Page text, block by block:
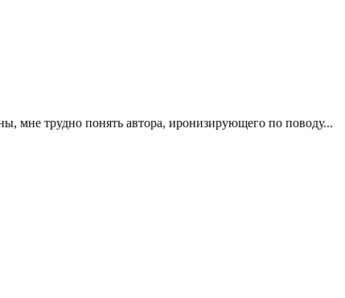
мне трудно понять автора, иронизирующего по поводу...